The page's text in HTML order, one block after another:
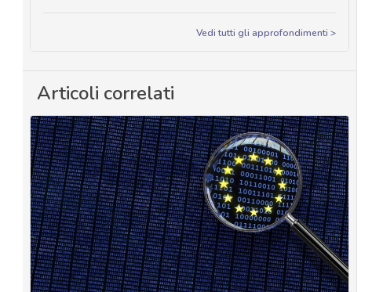
Vedi tutti gli approfondimenti >
Articoli correlati